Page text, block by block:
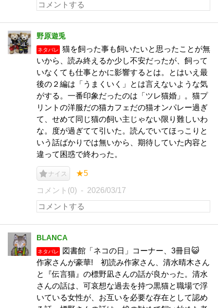
野原遊兎
ネタバレ
猫を飼った事も飼いたいと思ったことが無
いから、読み終えるか少し不安だったが、飼って
いなくても仕事とかに影響するとは。とはいえ最
後の２編は「うまくいく」とは言えないような気
がする。一番印象だったのは「ツレ猫婚」。猫プ
リントの洋服だの猫カフェだの猫オンパレー過ぎ
て、せめて同じ猫の飼い主じゃない限り難しいわ
な。度が過ぎてて引いた。読んでいてほっこりと
いう話ばかりでは無いから、期待していた内容と
違って困惑で終わった。
ナイス ★5
コメント(0) 2026/03/17
BLANCA
ネタバレ
図書館「ネコの日」コーナー、3冊目😺
作家さんが豪華! 初読み作家さん、清水晴木さん
と『伝言猫』の標野凪さんの話が良かった。清水
さんの話は、可哀想な過去を持つ黒猫と職場で浮
いている女性が、お互いを必要な存在として認め